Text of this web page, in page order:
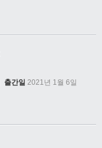
출간일 2021년 1월 6일